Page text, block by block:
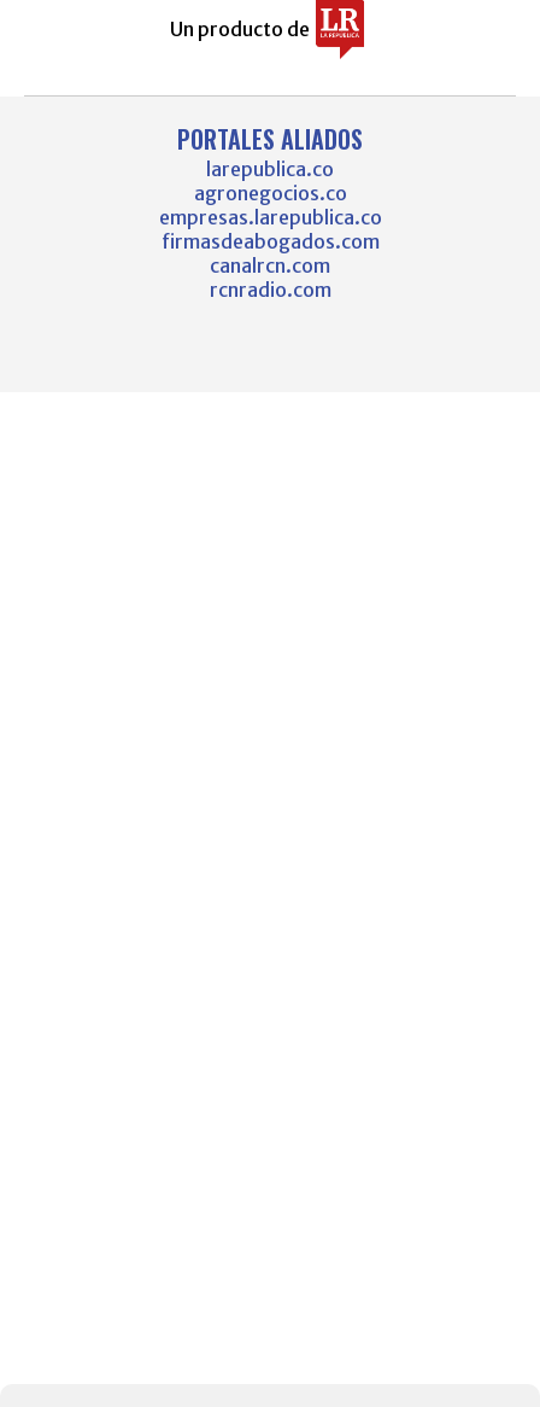
Un producto de
PORTALES ALIADOS
larepublica.co
agronegocios.co
empresas.larepublica.co
firmasdeabogados.com
canalrcn.com
rcnradio.com